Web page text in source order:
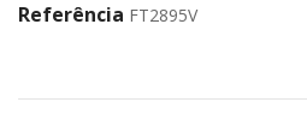
Referência FT2895V